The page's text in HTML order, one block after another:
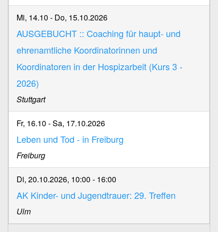
Mi, 14.10 - Do, 15.10.2026
AUSGEBUCHT :: Coaching für haupt- und
ehrenamtliche Koordinatorinnen und
Koordinatoren in der Hospizarbeit (Kurs 3 -
2026)
Stuttgart
Fr, 16.10 -Sa, 17.10.2026
Leben und Tod - in Freiburg
Freiburg
Di, 20.10.2026, 10:00 - 16:00
AK Kinder- und Jugendtrauer: 29. Treffen
Ulm